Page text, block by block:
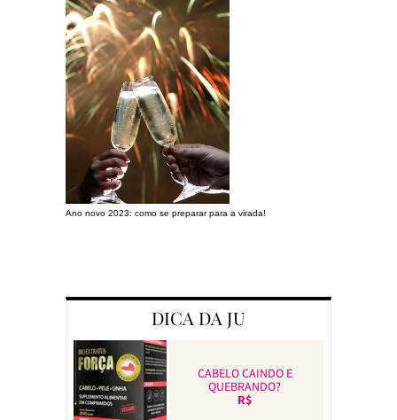
Ano novo 2023: como se preparar para a virada!
DICA DA JU
CABELO CAINDO E
QUEBRANDO?
R$